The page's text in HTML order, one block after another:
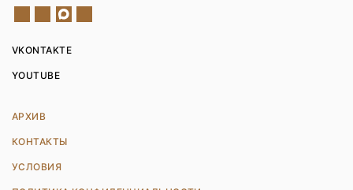
VKONTAKTE
YOUTUBE
АРХИВ
КОНТАКТЫ
УСЛОВИЯ